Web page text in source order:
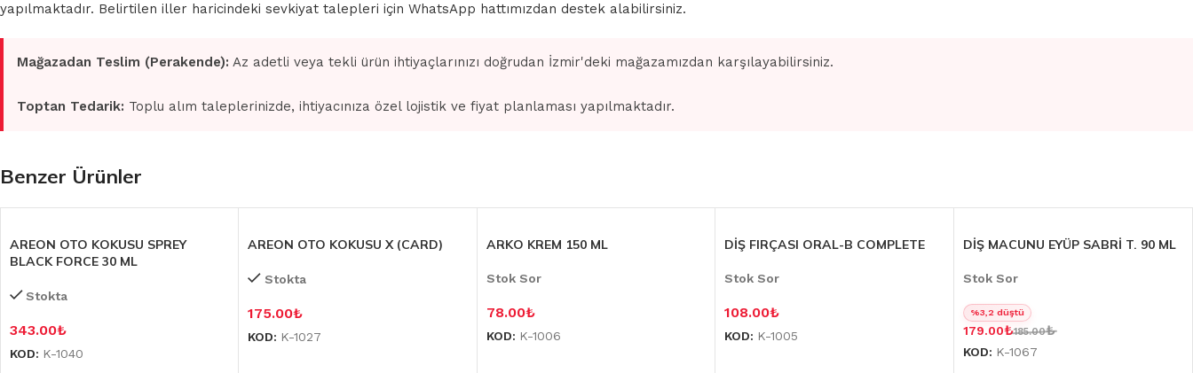
yapılmaktadır. Belirtilen iller haricindeki sevkiyat talepleri için WhatsApp hattımızdan destek alabilirsiniz.
Mağazadan Teslim (Perakende): Az adetli veya tekli ürün ihtiyaçlarınızı doğrudan İzmir'deki mağazamızdan karşılayabilirsiniz.
Toptan Tedarik: Toplu alım taleplerinizde, ihtiyacınıza özel lojistik ve fiyat planlaması yapılmaktadır.
Benzer Ürünler
AREON OTO KOKUSU SPREY
BLACK FORCE 30 ML
Stokta
343.00₺
KOD: K-1040
AREON OTO KOKUSU X (CARD)
Stokta
175.00₺
KOD: K-1027
ARKO KREM 150 ML
Stok Sor
78.00₺
KOD: K-1006
DİŞ FIRÇASI ORAL-B COMPLETE
Stok Sor
108.00₺
KOD: K-1005
DİŞ MACUNU EYÜP SABRİ T. 90 ML
Stok Sor
%3,2 düştü
179.00₺185.00₺
KOD: K-1067